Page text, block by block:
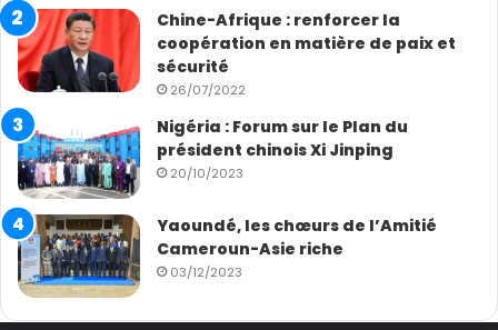
Chine-Afrique : renforcer la
coopération en matière de paix et
sécurité
26/07/2022
Nigéria : Forum sur le Plan du
président chinois Xi Jinping
20/10/2023
Yaoundé, les chœurs de l’Amitié
Cameroun-Asie riche
03/12/2023